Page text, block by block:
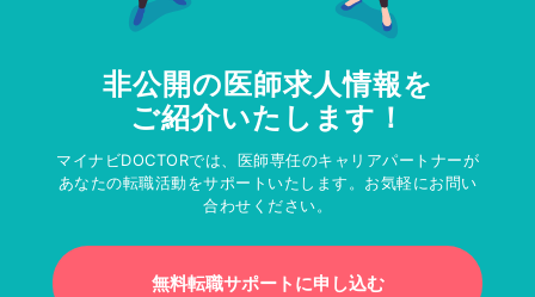
非公開の医師求人情報を
ご紹介いたします！
マイナビDOCTORでは、医師専任のキャリアパートナーが
あなたの転職活動をサポートいたします。お気軽にお問い
合わせください。
無料転職サポートに申し込む